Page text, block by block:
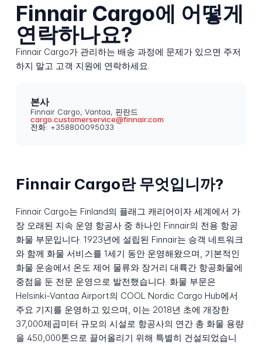
Finnair Cargo에 어떻게
연락하나요?
Finnair Cargo가 관리하는 배송 과정에 문제가 있으면 주저
하지 말고 고객 지원에 연락하세요.
본사
Finnair Cargo, Vantaa, 핀란드
cargo.customerservice@finnair.com
전화: +358800095033
Finnair Cargo란 무엇입니까?
Finnair Cargo는 Finland의 플래그 캐리어이자 세계에서 가
장 오래된 지속 운영 항공사 중 하나인 Finnair의 전용 항공
화물 부문입니다. 1923년에 설립된 Finnair는 승객 네트워크
와 함께 화물 서비스를 1세기 동안 운영해왔으며, 기본적인
화물 운송에서 온도 제어 물류와 장거리 대륙간 항공화물에
중점을 둔 전문 운영으로 발전했습니다. 화물 부문은
Helsinki-Vantaa Airport의 COOL Nordic Cargo Hub에서
주요 기지를 운영하고 있으며, 이는 2018년 초에 개장한
37,000제곱미터 규모의 시설로 항공사의 연간 총 화물 용량
을 450,000톤으로 끌어올리기 위해 특별히 건설되었습니